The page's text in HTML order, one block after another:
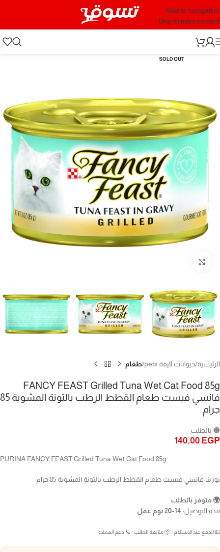
Skip to navigation
Skip to main content
SOLD OUT
الرئيسية حيوانات اليفة pets طعام
FANCY FEAST Grilled Tuna Wet Cat Food 85g
فانسي فيست طعام القطط الرطب بالتونة المشوية 85
جرام
🟠 بالطلب
140,00 EGP
PURINA FANCY FEAST Grilled Tuna Wet Cat Food 85g
بورينا فانسي فيست طعام القطط الرطب بالتونة المشوية 85 جرام
🌍 متوفر بالطلب
مدة التوصيل: 14-20 يوم عمل
💵 الدفع عند الاستلام · 📦 متابعة الطلب · 📞 دعم العملاء